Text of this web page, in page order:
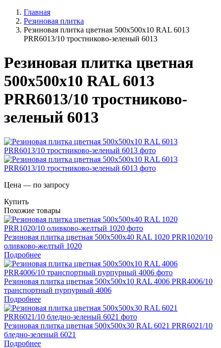
Главная
Резиновая плитка
Резиновая плитка цветная 500х500х10 RAL 6013
PRR6013/10 тростниково-зеленый 6013
Резиновая плитка цветная
500х500х10 RAL 6013
PRR6013/10 тростниково-
зеленый 6013
Цена — по запросу
Купить
Похожие товары
Резиновая плитка цветная 500х500х40 RAL 1020 PRR1020/10
оливково-желтый 1020
Подробнее
Резиновая плитка цветная 500х500х10 RAL 4006 PRR4006/10
транспортный пурпурный 4006
Подробнее
Резиновая плитка цветная 500х500х30 RAL 6021 PRR6021/10
бледно-зеленый 6021
Подробнее